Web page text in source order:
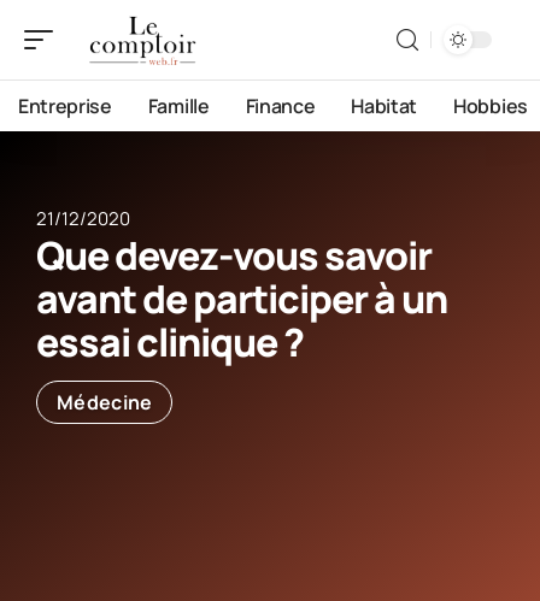
Entreprise Famille Finance Habitat Hobbies
21/12/2020
Que devez-vous savoir
avant de participer à un
essai clinique ?
Médecine